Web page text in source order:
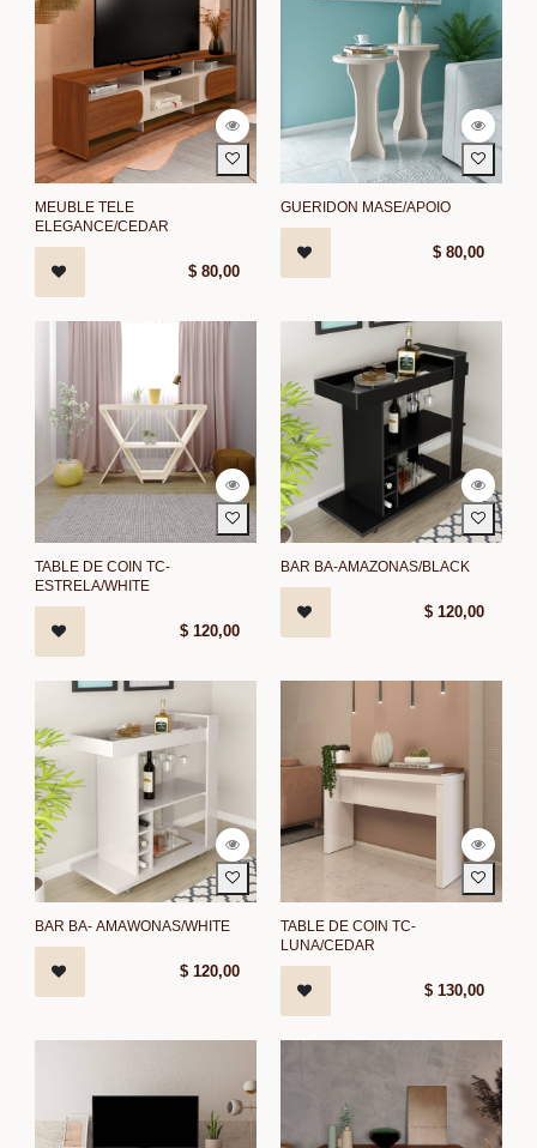
MEUBLE TELE
ELEGANCE/CEDAR
$ 80,00
GUERIDON MASE/APOIO
$80,00
TABLE DE COIN TC-
ESTRELA/WHITE
$ 120,00
BAR BA-AMAZONAS/BLACK
$120,00
BAR BA- AMAWONAS/WHITE
$ 120,00
TABLE DE COIN TC-
LUNA/CEDAR
$130,00